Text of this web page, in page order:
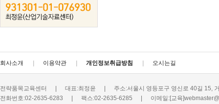
회사소개 이용약관 개인정보취급방침 오시는길
전략품목교육센터 대표:최정윤
주소:서울시 영등포구 영신로 40길 15,
전화번호:02-2635-6283
팩스:02-2635-6285
이메일:[교육